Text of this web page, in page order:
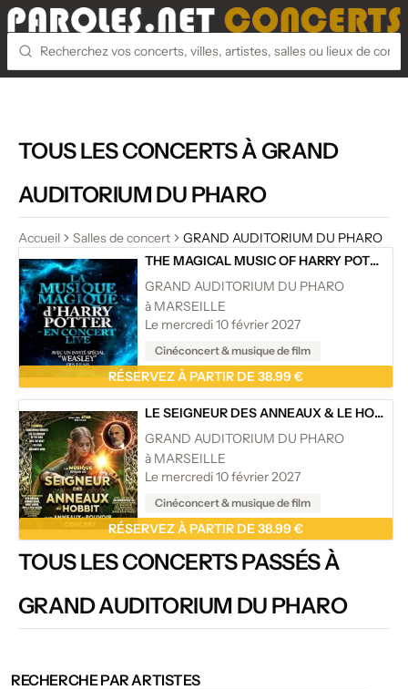
TOUS LES CONCERTS À GRAND
AUDITORIUM DU PHARO
Accueil Salles de concert
GRAND AUDITORIUM DU PHARO
THE MAGICAL MUSIC OF HARRY POTTER
GRAND AUDITORIUM DU PHARO
à MARSEILLE
Le mercredi 10 février 2027
Cinéconcert & musique de film
RÉSERVEZ À PARTIR DE 38.99 €
LE SEIGNEUR DES ANNEAUX & LE HOBBIT
GRAND AUDITORIUM DU PHARO
à MARSEILLE
Le mercredi 10 février 2027
Cinéconcert & musique de film
RÉSERVEZ À PARTIR DE 38.99 €
TOUS LES CONCERTS PASSÉS À
GRAND AUDITORIUM DU PHARO
RECHERCHE PAR ARTISTES